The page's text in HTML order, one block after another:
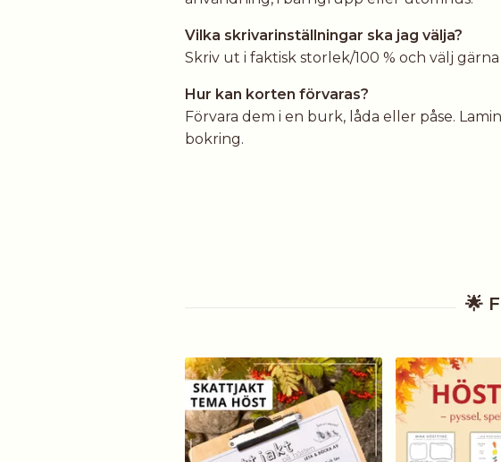
Vilka skrivarinställningar ska jag välja?
Skriv ut i faktisk storlek/100 % och välj
Hur kan korten förvaras?
Förvara dem i en burk, låda eller påse.
bokring.